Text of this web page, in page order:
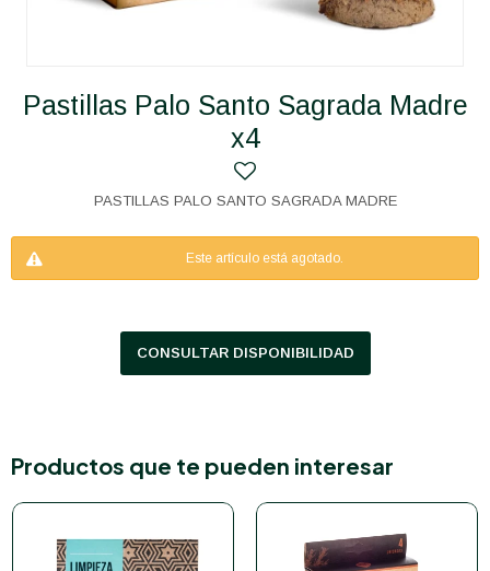
Pastillas Palo Santo Sagrada Madre
x4
PASTILLAS PALO SANTO SAGRADA MADRE
Este artículo está agotado.
CONSULTAR DISPONIBILIDAD
Productos que te pueden interesar